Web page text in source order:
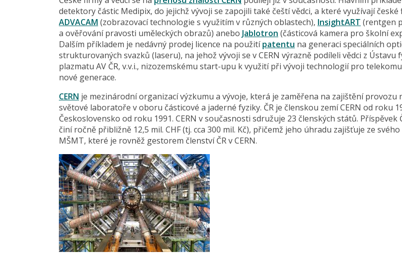
detektory částic Medipix, do jejichž vývoji se zapojili také čeští vědci, a které využívají české
ADVACAM (zobrazovací technologie s využitím v různých oblastech), InsightART (rentgen
a ověřování pravosti uměleckých obrazů) anebo Jablotron (částicová kamera pro školní
Dalším příkladem je nedávný prodej licence na použitípatentu na generaci speciálních
strukturovaných svazků (laseru), na jehož vývoji se v CERN výrazně podíleli vědci z Ústavu
plazmatu AV ČR, v.v.i., nizozemskému start-upu k využití při vývoji technologií pro
nové generace.
CERN je mezinárodní organizací výzkumu a vývoje, která je zaměřena na zajištění provozu
světové laboratoře v oboru částicové a jaderné fyziky. ČR je členskou zemí CERN od roku
Československo od roku 1991. CERN v současnosti sdružuje 23 členských států. Příspěvek
činí ročně přibližně 12,5 mil. CHF (tj. cca 300 mil. Kč), přičemž jeho úhradu zajišťuje ze
MŠMT, které je rovněž gestorem členství ČR v CERN.